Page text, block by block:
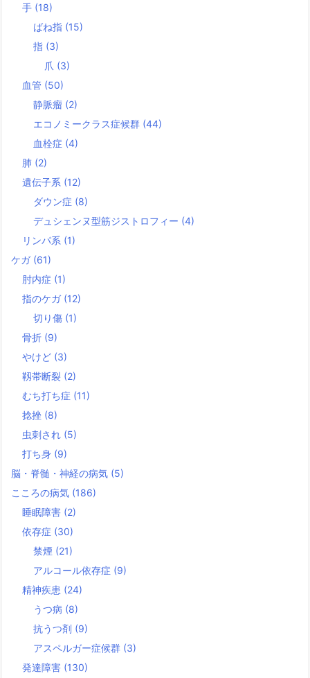
手 (18)
ばね指 (15)
指 (3)
爪 (3)
血管 (50)
静脈瘤 (2)
エコノミークラス症候群 (44)
血栓症 (4)
肺 (2)
遺伝子系 (12)
ダウン症 (8)
デュシェンヌ型筋ジストロフィー (4)
リンパ系 (1)
ケガ (61)
肘内症 (1)
指のケガ (12)
切り傷 (1)
骨折 (9)
やけど (3)
靱帯断裂 (2)
むち打ち症 (11)
捻挫 (8)
虫刺され (5)
打ち身 (9)
脳・脊髄・神経の病気 (5)
こころの病気 (186)
睡眠障害 (2)
依存症 (30)
禁煙 (21)
アルコール依存症 (9)
精神疾患 (24)
うつ病 (8)
抗うつ剤 (9)
アスペルガー症候群 (3)
発達障害 (130)